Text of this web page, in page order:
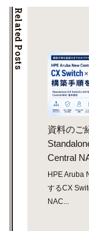
Related Posts
資料のご
Central
HPE Aruba
するCX
NAC...